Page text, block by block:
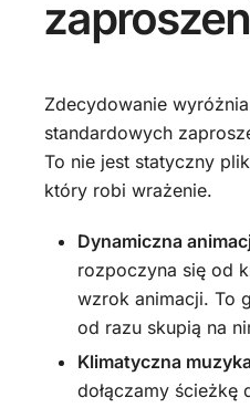
Zdecydowanie
standardowych
To nie jest statyczny
który robi wrażenie.
Dynamiczna
rozpoczyna się od
wzrok animacji. To
od razu skupią na
Klimatyczna
dołączamy ścieżkę